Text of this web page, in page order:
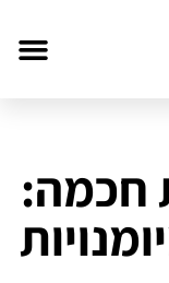
חכמה: